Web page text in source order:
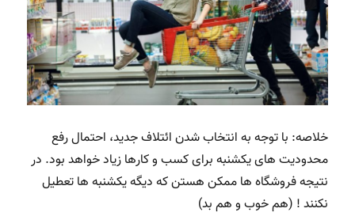
خلاصه: با توجه به انتخاب شدن ائتلاف جدید، احتمال رفع
محدودیت های یکشنبه برای کسب و کارها زیاد خواهد بود. در
نتیجه فروشگاه ها ممکن هستن که دیگه یکشنبه ها تعطیل
نکنند ! (هم خوب و هم بد)